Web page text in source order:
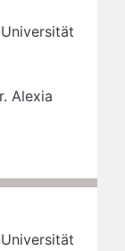
Alexia